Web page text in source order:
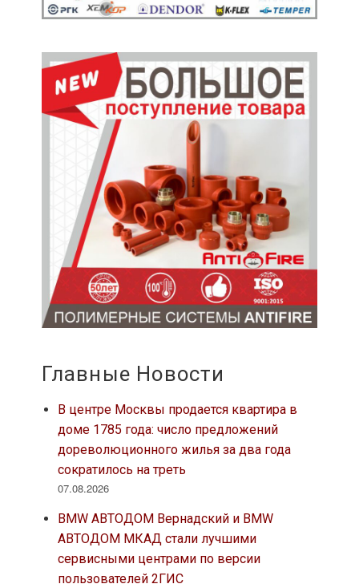
Главные Новости
В центре Москвы продается квартира в
доме 1785 года: число предложений
дореволюционного жилья за два года
сократилось на треть
07.08.2026
BMW АВТОДОМ Вернадский и BMW
АВТОДОМ МКАД стали лучшими
сервисными центрами по версии
пользователей 2ГИС